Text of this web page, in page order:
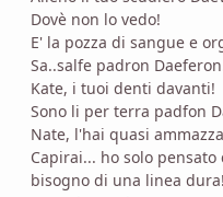
Dovè non lo vedo!
E' la pozza di sangue e
Sa..salfe padron
Kate, i tuoi denti davanti!
Sono li per terra padfon
Nate, l'hai quasi
Capirai... ho solo
bisogno di una linea dura!